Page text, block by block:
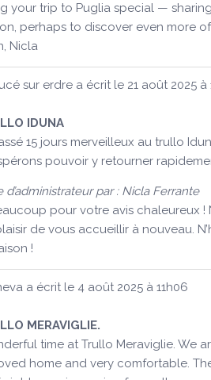
your trip to Puglia special —
perhaps to discover even more
Nicla
sur erdre a écrit le 21 août 2025 à
IDUNA
15 jours merveilleux au trullo
pouvoir y retourner
d’administrateur par : Nicla Ferrante
pour votre avis chaleureux !
de vous accueillir à nouveau.
!
a écrit le 4 août 2025 à 11h06
MERAVIGLIE.
time at Trullo Meraviglie. We
home and very comfortable.